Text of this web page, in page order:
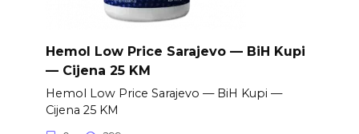
Hemol Low Price Sarajevo — BiH Kupi
— Cijena 25 KM
Hemol Low Price Sarajevo — BiH Kupi —
Cijena 25 KM